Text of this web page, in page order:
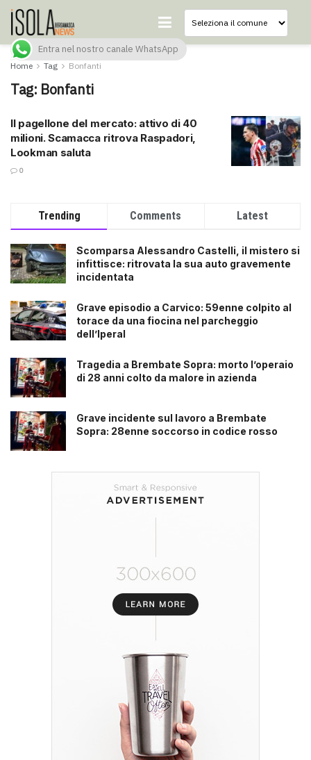
Home Tag Bonfanti
Tag: Bonfanti
Il pagellone del mercato: attivo di 40
milioni. Scamacca ritrova Raspadori,
Lookman saluta
0
Trending Comments Latest
Scomparsa Alessandro Castelli, il mistero si
infittisce: ritrovata la sua auto gravemente
incidentata
Grave episodio a Carvico: 59enne colpito al
torace da una fiocina nel parcheggio
dell’Iperal
Tragedia a Brembate Sopra: morto l’operaio
di 28 anni colto da malore in azienda
Grave incidente sul lavoro a Brembate
Sopra: 28enne soccorso in codice rosso
Entra nel nostro canale WhatsApp